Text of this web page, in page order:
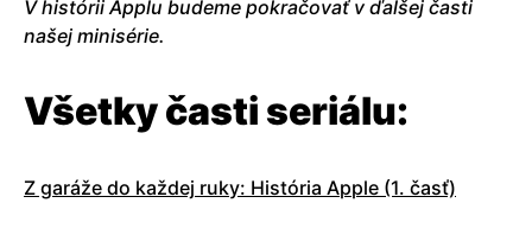
V histórii Applu budeme pokračovať v ďalšej časti
našej minisérie.
Všetky časti seriálu:
Z garáže do každej ruky: História Apple (1. časť)